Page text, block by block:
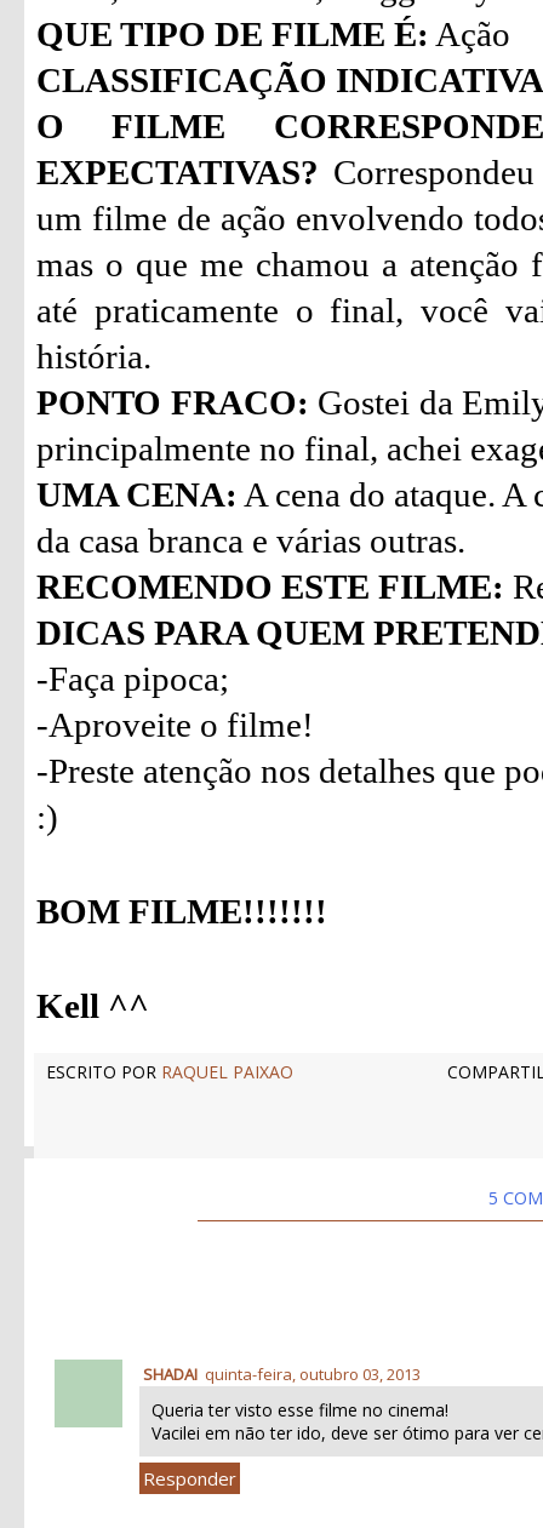
QUE TIPO DE FILME É: Ação
CLASSIFICAÇÃO
O FILME
EXPECTATIVAS?
um filme de ação envolvendo
mas o que me chamou a
até praticamente o final, você
história.
PONTO FRACO: Gostei da
principalmente no final, achei
UMA CENA: A cena do ataque.
da casa branca e várias outras.
RECOMENDO ESTE FILME:
DICAS PARA QUEM
-Faça pipoca;
-Aproveite o filme!
-Preste atenção nos detalhes que
:)
BOM FILME!!!!!!!
Kell ^^
ESCRITO POR RAQUEL PAIXAO
5
SHADAI quinta-feira, outubro 03, 2013
Queria ter visto esse filme no cinema!
Vacilei em não ter ido, deve ser ótimo para ver
Responder